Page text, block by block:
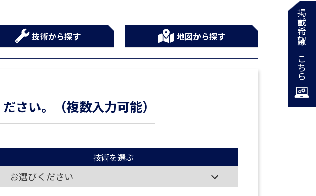
技術から探す 地図から探す
さい。（複数入力可能）
技術を選ぶ
掲載希望はこちら